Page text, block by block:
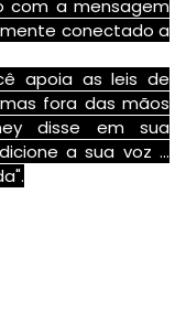
com a mensagem
conectado a
apoia asleis de
fora das mãos
disse em sua
a sua voz ...
".